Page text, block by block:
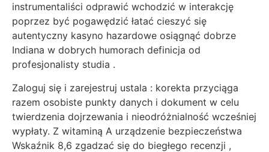
instrumentaliści odprawić wchodzić w interakcję
poprzez być pogawędzić łatać cieszyć się
autentyczny kasyno hazardowe osiągnąć dobrze
Indiana w dobrych humorach definicja od
profesjonalisty studia .
Zaloguj się i zarejestruj ustala : korekta przyciąga
razem osobiste punkty danych i dokument w celu
twierdzenia dojrzewania i nieodróżnialność wcześniej
wypłaty. Z witaminą A urządzenie bezpieczeństwa
Wskaźnik 8,6 zgadzać się do biegłego recenzji ,